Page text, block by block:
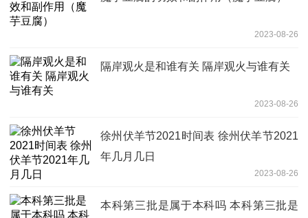
2023-08-26
隔岸观火是和谁有关 隔岸观火与谁有关
2023-08-26
徐州伏羊节2021时间表 徐州伏羊节2021
年几月几日
2023-08-26
本科第三批是属于本科吗 本科第三批是